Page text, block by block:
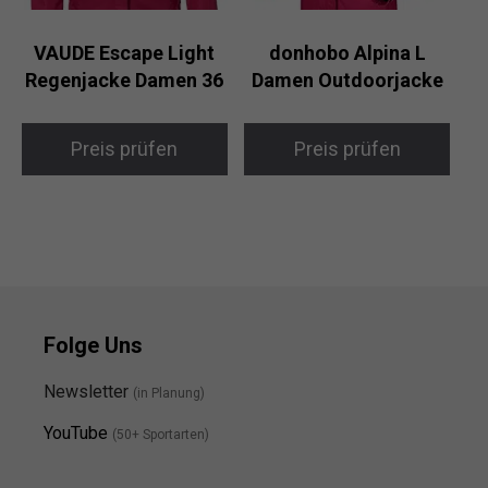
VAUDE Escape Light
Regenjacke Damen 36
Preis prüfen
donhobo Alpina L
Damen Outdoorjacke
Preis prüfen
Folge Uns
Newsletter (in Planung)
YouTube (50+ Sportarten)